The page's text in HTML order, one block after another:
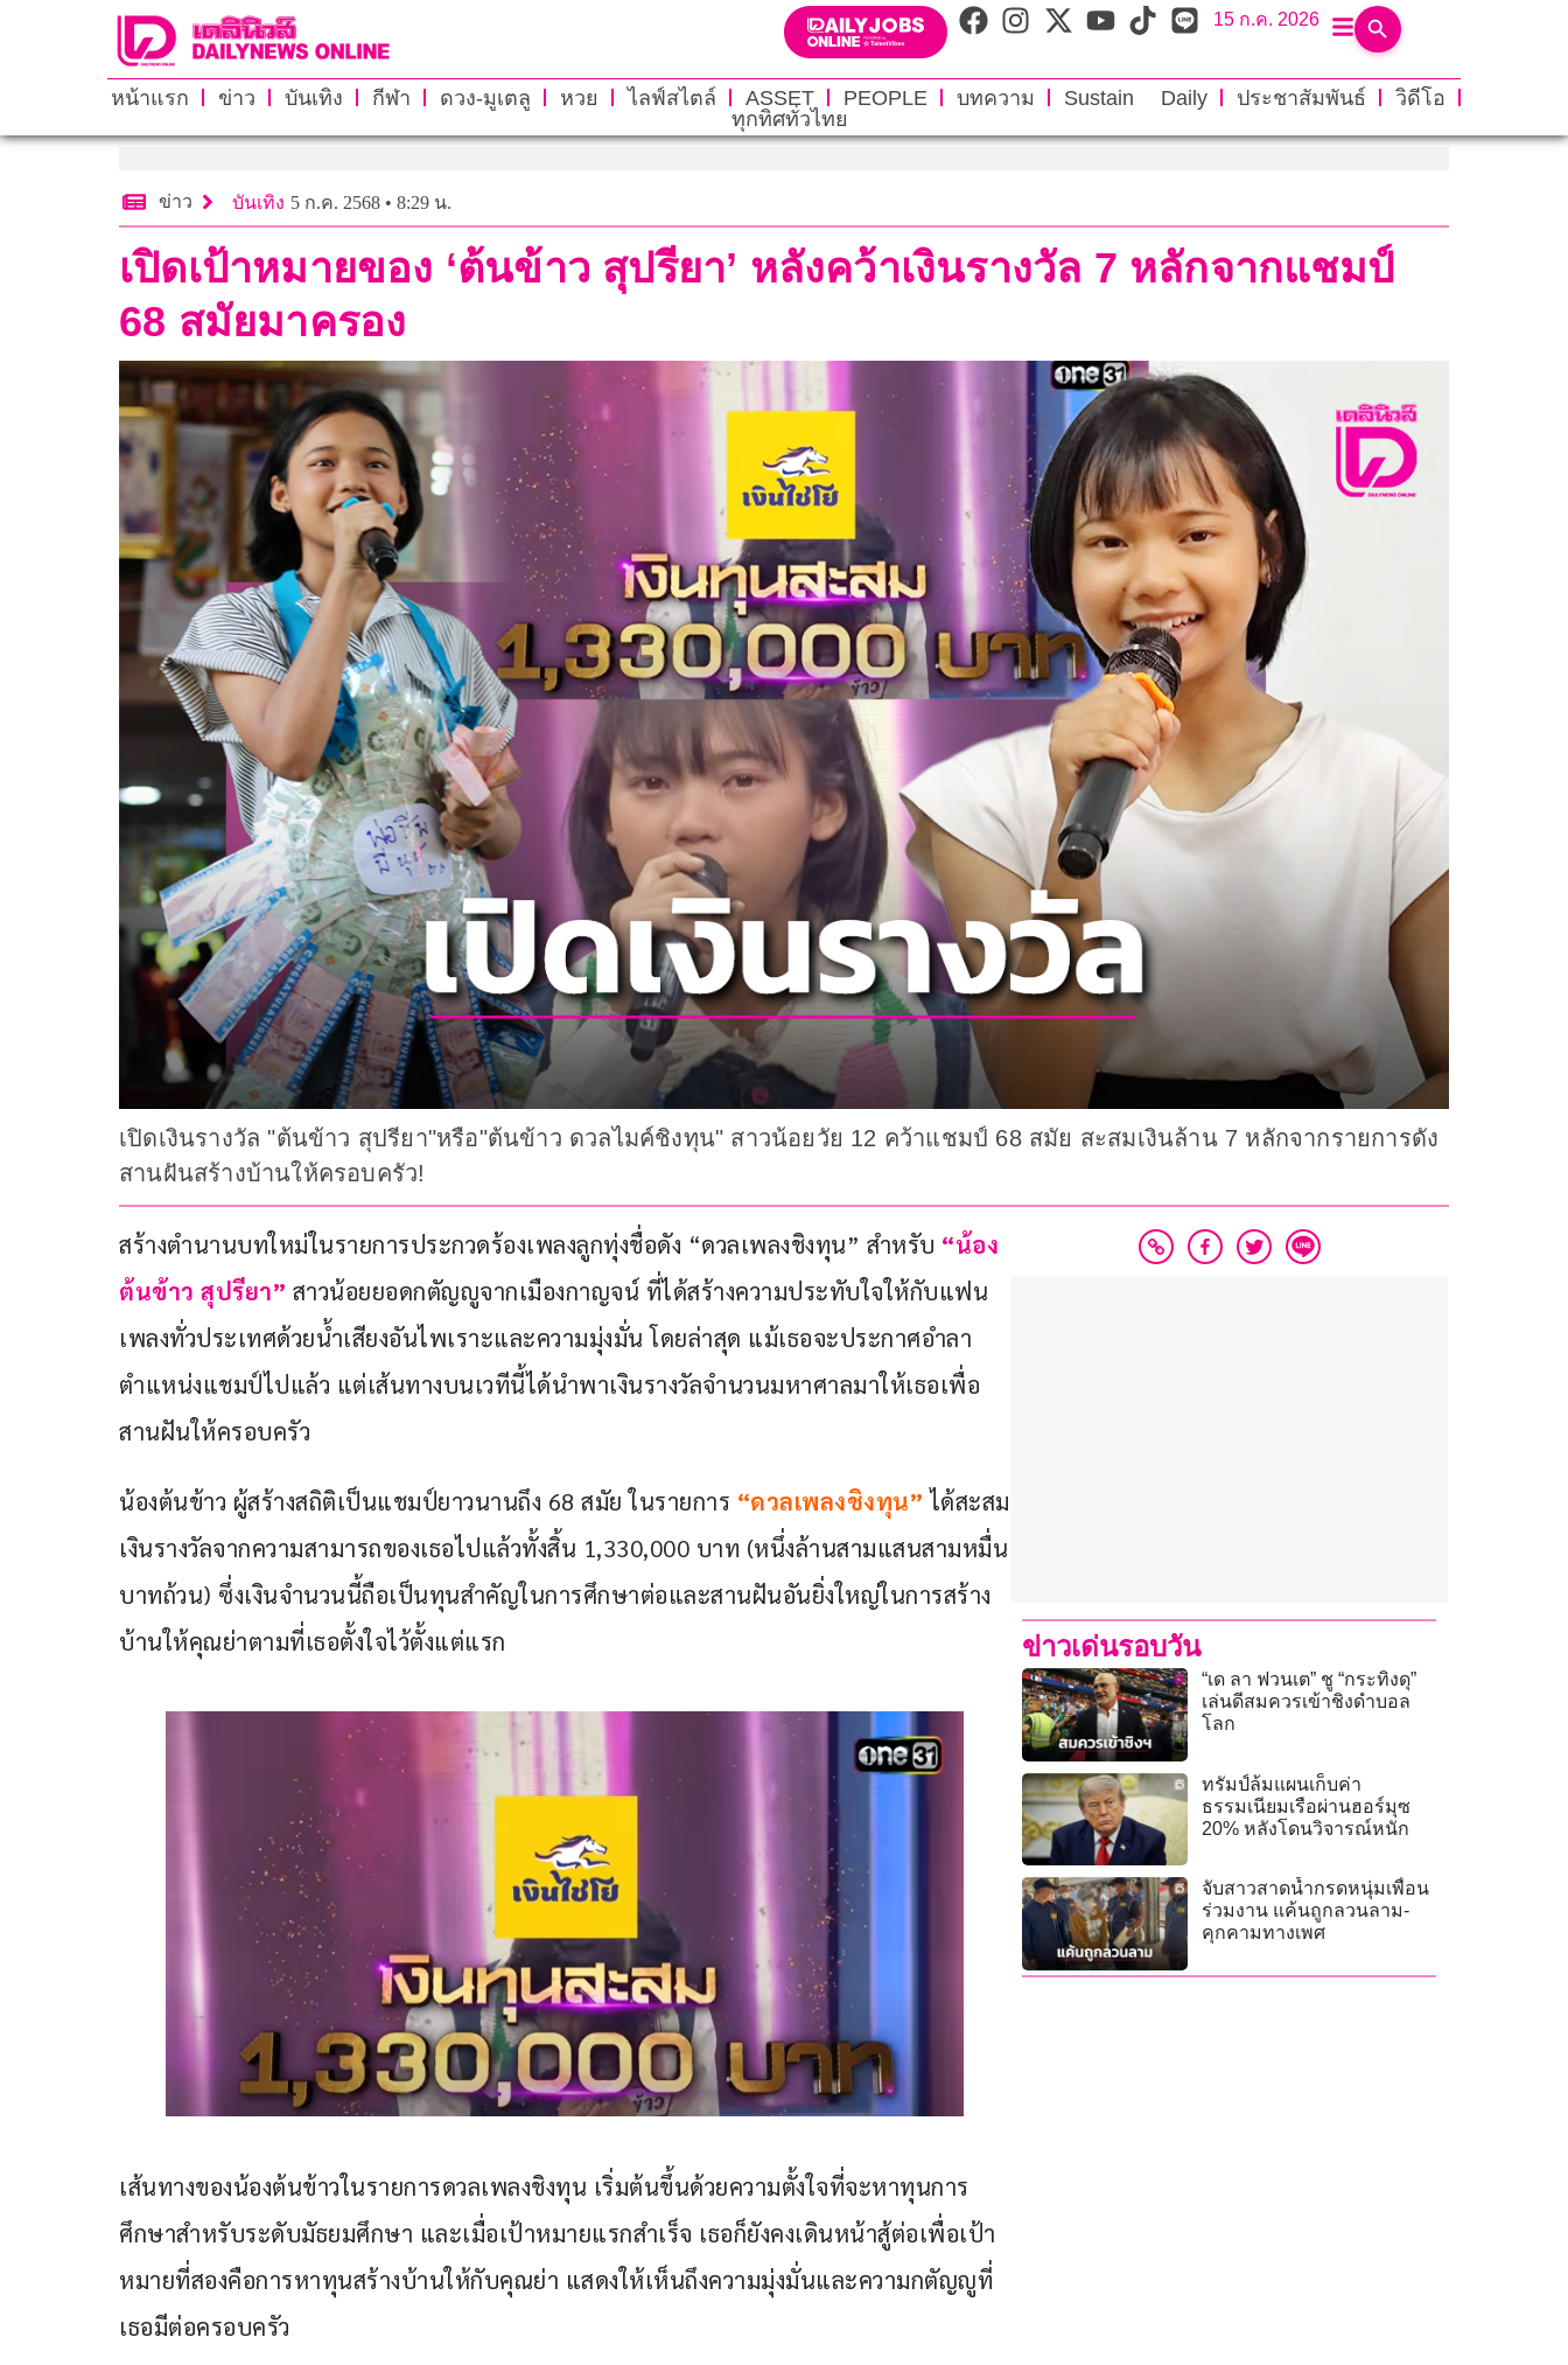
15 ก.ค. 2026
หน้าแรก ข่าว บันเทิง กีฬา ดวง-มูเตลู หวย ไลฟ์สไตล์ ASSET PEOPLE บทความ Sustain Daily ประชาสัมพันธ์
วิดีโอ
ทุกทิศทั่วไทย
ข่าว บันเทิง 5 ก.ค. 2568 • 8:29 น.
เปิดเป้าหมายของ ‘ต้นข้าว สุปรียา’ หลังคว้าเงินรางวัล 7 หลักจากแชมป์
68 สมัยมาครอง
เปิดเงินรางวัล "ต้นข้าว สุปรียา"หรือ"ต้นข้าว ดวลไมค์ชิงทุน" สาวน้อยวัย 12 คว้าแชมป์ 68 สมัย สะสมเงินล้าน 7 หลักจากรายการดัง
สานฝันสร้างบ้านให้ครอบครัว!
สร้างตำนานบทใหม่ในรายการประกวดร้องเพลงลูกทุ่งชื่อดัง “ดวลเพลงชิงทุน” สำหรับ “น้อง
ต้นข้าว สุปรียา” สาวน้อยยอดกตัญญูจากเมืองกาญจน์ ที่ได้สร้างความประทับใจให้กับแฟน
เพลงทั่วประเทศด้วยน้ำเสียงอันไพเราะและความมุ่งมั่น โดยล่าสุด แม้เธอจะประกาศอำลา
ตำแหน่งแชมป์ไปแล้ว แต่เส้นทางบนเวทีนี้ได้นำพาเงินรางวัลจำนวนมหาศาลมาให้เธอเพื่อ
สานฝันให้ครอบครัว
น้องต้นข้าว ผู้สร้างสถิติเป็นแชมป์ยาวนานถึง 68 สมัย ในรายการ “ดวลเพลงชิงทุน” ได้สะสม
เงินรางวัลจากความสามารถของเธอไปแล้วทั้งสิ้น 1,330,000 บาท (หนึ่งล้านสามแสนสามหมื่น
บาทถ้วน) ซึ่งเงินจำนวนนี้ถือเป็นทุนสำคัญในการศึกษาต่อและสานฝันอันยิ่งใหญ่ในการสร้าง
บ้านให้คุณย่าตามที่เธอตั้งใจไว้ตั้งแต่แรก
เส้นทางของน้องต้นข้าวในรายการดวลเพลงชิงทุน เริ่มต้นขึ้นด้วยความตั้งใจที่จะหาทุนการ
ศึกษาสำหรับระดับมัธยมศึกษา และเมื่อเป้าหมายแรกสำเร็จ เธอก็ยังคงเดินหน้าสู้ต่อเพื่อเป้า
หมายที่สองคือการหาทุนสร้างบ้านให้กับคุณย่า แสดงให้เห็นถึงความมุ่งมั่นและความกตัญญูที่
เธอมีต่อครอบครัว
ข่าวเด่นรอบวัน
“เด ลา ฟวนเต” ชู “กระทิงดุ”
เล่นดีสมควรเข้าชิงดำบอล
โลก
ทรัมป์ล้มแผนเก็บค่า
ธรรมเนียมเรือผ่านฮอร์มุซ
20% หลังโดนวิจารณ์หนัก
จับสาวสาดน้ำกรดหนุ่มเพื่อน
ร่วมงาน แค้นถูกลวนลาม-
คุกคามทางเพศ